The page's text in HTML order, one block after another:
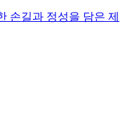
손길과 정성을 담은 제